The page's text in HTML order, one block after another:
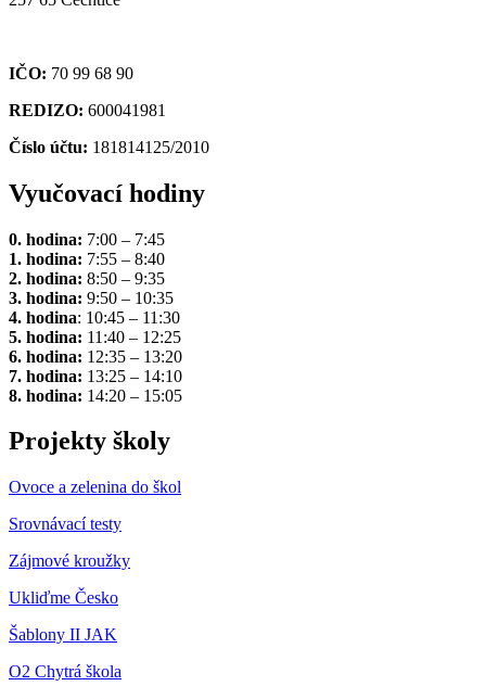
IČO: 70 99 68 90
REDIZO: 600041981
Číslo účtu: 181814125/2010
Vyučovací hodiny
0. hodina: 7:00 – 7:45
1. hodina: 7:55 – 8:40
2. hodina: 8:50 – 9:35
3. hodina: 9:50 – 10:35
4. hodina: 10:45 – 11:30
5. hodina: 11:40 – 12:25
6. hodina: 12:35 – 13:20
7. hodina: 13:25 – 14:10
8. hodina: 14:20 – 15:05
Projekty školy
Ovoce a zelenina do škol
Srovnávací testy
Zájmové kroužky
Ukliďme Česko
Šablony II JAK
O2 Chytrá škola